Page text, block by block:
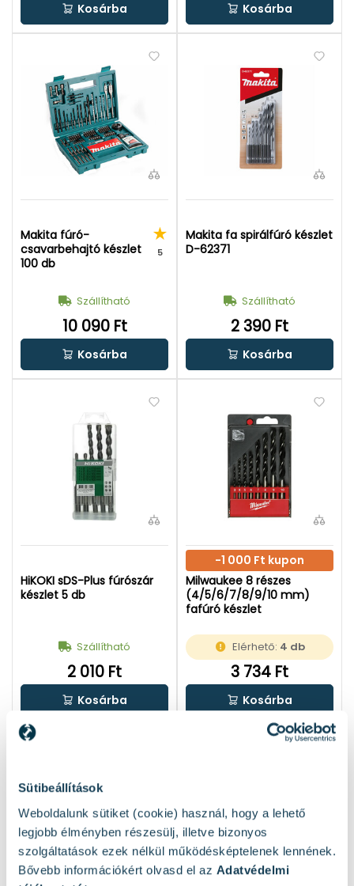
Sütibeállítások
Weboldalunk sütiket (cookie) használ, hogy a lehető
legjobb élményben részesülj, illetve bizonyos
szolgáltatások ezek nélkül működésképtelenek lennének.
Bővebb információkért olvasd el az Adatvédelmi
Kosárba Kosárba
Makita fúró-
csavarbehajtó készlet
100 db
5
Szállítható
10 090 Ft
Kosárba
Makita fa spirálfúró készlet
D-62371
Szállítható
2 390 Ft
Kosárba
HiKOKI sDS-Plus fúrószár
készlet 5 db
Szállítható
2 010 Ft
Kosárba
-1 000 Ft kupon
Milwaukee 8 részes
(4/5/6/7/8/9/10 mm)
fafúró készlet
Elérhető: 4 db
3 734 Ft
Kosárba
Népszerű termékek